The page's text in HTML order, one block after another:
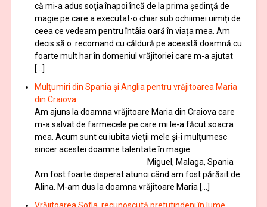
că mi-a adus soţia înapoi încă de la prima şedinţă de
magie pe care a executat-o chiar sub ochiimei uimiți de
ceea ce vedeam pentru întâia oară în viața mea. Am
decis să o recomand cu căldură pe această doamnă cu
foarte mult har în domeniul vrăjitoriei care m-a ajutat
[…]
Mulţumiri din Spania şi Anglia pentru vrăjitoarea Maria
din Craiova
Am ajuns la doamna vrăjitoare Maria din Craiova care
m-a salvat de farmecele pe care mi le-a făcut soacra
mea. Acum sunt cu iubita vieţii mele şi-i mulţumesc
sincer acestei doamne talentate în magie.
Miguel, Malaga, Spania
Am fost foarte disperat atunci când am fost părăsit de
Alina. M-am dus la doamna vrăjitoare Maria […]